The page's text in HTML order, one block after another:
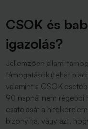
CSOK és
igazolás?
Jellemzően állami
támogatások (tehát piaci
valamint a CSOK
90 napnál nem régebbi
csatolását a
bizonyítja, vagy azt,